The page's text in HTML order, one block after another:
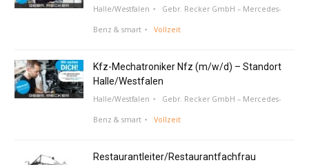
Halle/Westfalen Gebr. Recker GmbH – Mercedes-
Benz & smart Vollzeit
Kfz-Mechatroniker Nfz (m/w/d) – Standort
Halle/Westfalen
Halle/Westfalen Gebr. Recker GmbH – Mercedes-
Benz & smart Vollzeit
Restaurantleiter/Restaurantfachfrau